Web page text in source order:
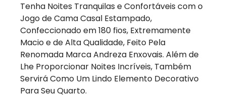
Tenha Noites Tranquilas e Confortáveis com o
Jogo de Cama Casal Estampado,
Confeccionado em 180 fios, Extremamente
Macio e de Alta Qualidade, Feito Pela
Renomada Marca Andreza Enxovais. Além de
Lhe Proporcionar Noites Incríveis, Também
Servirá Como Um Lindo Elemento Decorativo
Para Seu Quarto.